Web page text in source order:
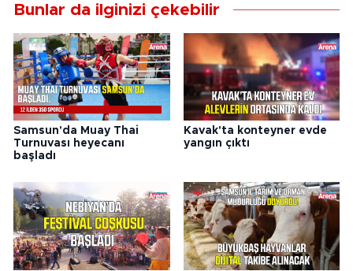
Bunlar da ilginizi çekebilir
Samsun'da Muay Thai
Turnuvası heyecanı
başladı
Kavak'ta konteyner evde
yangın çıktı